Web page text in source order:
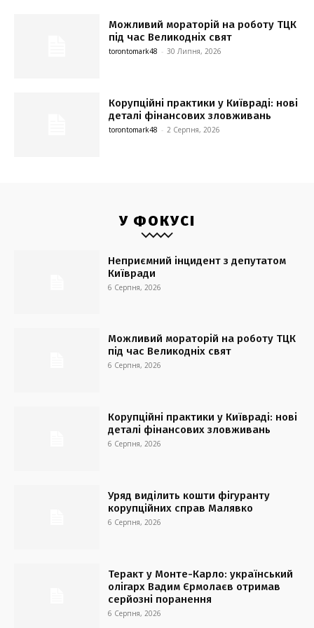
Можливий мораторій на роботу ТЦК
під час Великодніх свят
torontomark48 - 30 Липня, 2026
Корупційні практики у Київраді: нові
деталі фінансових зловживань
torontomark48 - 2 Серпня, 2026
У ФОКУСІ
Неприємний інцидент з депутатом
Київради
6 Серпня, 2026
Можливий мораторій на роботу ТЦК
під час Великодніх свят
6 Серпня, 2026
Корупційні практики у Київраді: нові
деталі фінансових зловживань
6 Серпня, 2026
Уряд виділить кошти фігуранту
корупційних справ Малявко
6 Серпня, 2026
Теракт у Монте-Карло: український
олігарх Вадим Єрмолаєв отримав
серйозні поранення
6 Серпня, 2026